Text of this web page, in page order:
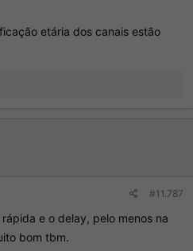
etária dos canais estão
#11.787
e o delay, pelo menos na
bom tbm.